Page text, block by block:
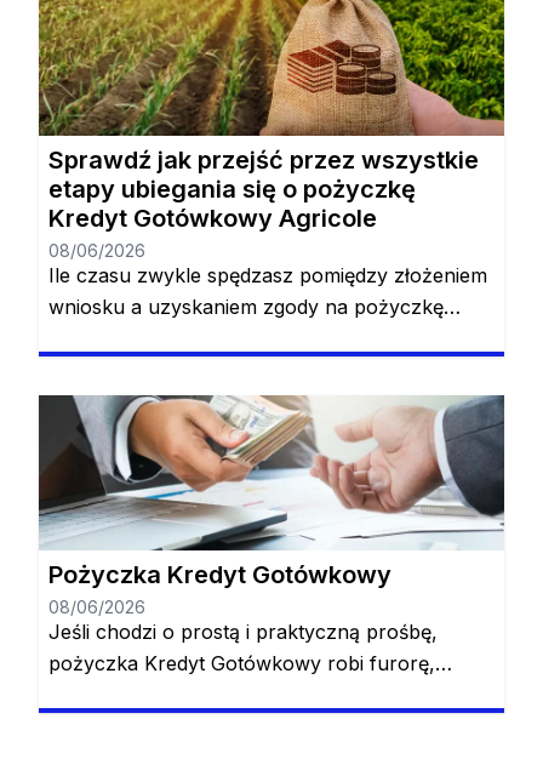
zasięgu ręki, a jego złożenie zajmuje zaledwie
kilka minut dnia. To, co było już łatwe, wkrótce
stanie się jeszcze łatwiejsze, […]
Sprawdź jak przejść przez wszystkie
etapy ubiegania się o pożyczkę
Kredyt Gotówkowy Agricole
08/06/2026
Ile czasu zwykle spędzasz pomiędzy złożeniem
wniosku a uzyskaniem zgody na pożyczkę
masz takiego czasu lub po prostu nie lubisz
spędzać tak dużo czasu, pożyczka Kredyt
Gotówkowy Agricole jest dla Ciebie. Dzięki tej
pożyczce od momentu złożenia wniosku do
momentu zatwierdzenia […]
Pożyczka Kredyt Gotówkowy
08/06/2026
Jeśli chodzi o prostą i praktyczną prośbę,
pożyczka Kredyt Gotówkowy robi furorę,